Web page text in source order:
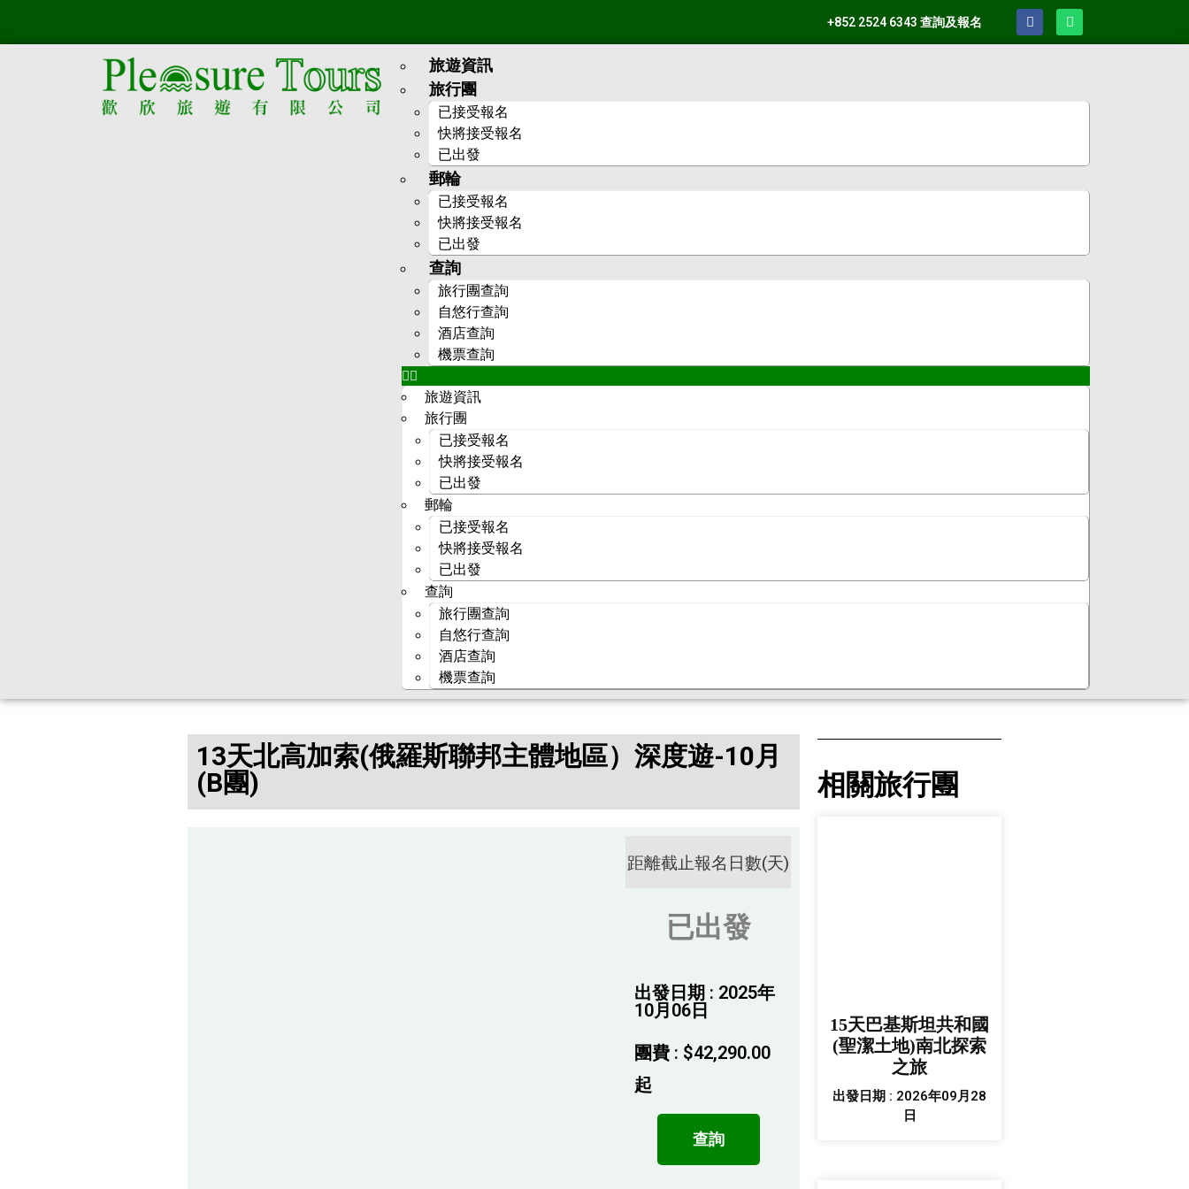
+852 2524 6343 查詢及報名
旅遊資訊
旅行團
已接受報名
快將接受報名
已出發
郵輪
已接受報名
快將接受報名
已出發
查詢
旅行團查詢
自悠行查詢
酒店查詢
機票查詢
旅遊資訊
旅行團
已接受報名
快將接受報名
已出發
郵輪
已接受報名
快將接受報名
已出發
查詢
旅行團查詢
自悠行查詢
酒店查詢
機票查詢
13天北高加索(俄羅斯聯邦主體地區）深度遊-10月
(B團)
距離截止報名日數(天)
已出發
出發日期 : 2025年
10月06日
團費 : $42,290.00
起
查詢
相關旅行團
15天巴基斯坦共和國
(聖潔土地)南北探索
之旅
出發日期 : 2026年09月28
日